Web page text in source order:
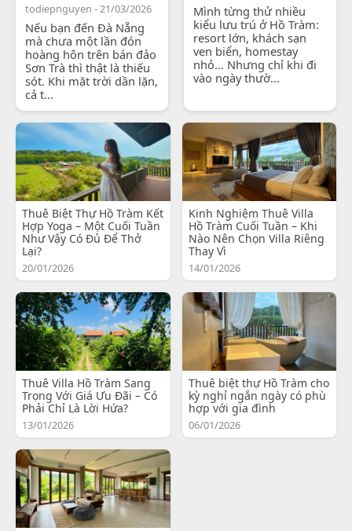
todiepnguyen - 21/03/2026
Nếu bạn đến Đà Nẵng
mà chưa một lần đón
hoàng hôn trên bán đảo
Sơn Trà thì thật là thiếu
sót. Khi mặt trời dần lặn,
cả t...
Mình từng thử nhiều
kiểu lưu trú ở Hồ Tràm:
resort lớn, khách sạn
ven biển, homestay
nhỏ… Nhưng chỉ khi đi
vào ngày thườ...
Thuê Biệt Thự Hồ Tràm Kết
Hợp Yoga – Một Cuối Tuần
Như Vậy Có Đủ Để Thở
Lại?
20/01/2026
Kinh Nghiệm Thuê Villa
Hồ Tràm Cuối Tuần – Khi
Nào Nên Chọn Villa Riêng
Thay Vì
14/01/2026
Thuê Villa Hồ Tràm Sang
Trọng Với Giá Ưu Đãi – Có
Phải Chỉ Là Lời Hứa?
13/01/2026
Thuê biệt thự Hồ Tràm cho
kỳ nghỉ ngắn ngày có phù
hợp với gia đình
06/01/2026